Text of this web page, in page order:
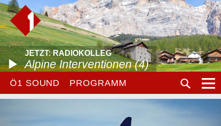
JETZT: RADIOKOLLEG
Alpine Interventionen (4)
Ö1 SOUND PROGRAMM